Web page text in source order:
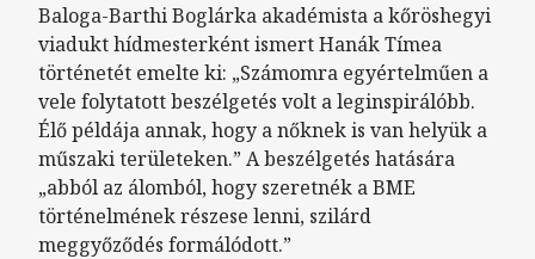
Baloga-Barthi Boglárka akadémista a kőröshegyi
viadukt hídmesterként ismert Hanák Tímea
történetét emelte ki: „Számomra egyértelműen a
vele folytatott beszélgetés volt a leginspirálóbb.
Élő példája annak, hogy a nőknek is van helyük a
műszaki területeken.” A beszélgetés hatására
„abból az álomból, hogy szeretnék a BME
történelmének részese lenni, szilárd
meggyőződés formálódott.”